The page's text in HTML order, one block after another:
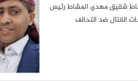
شقيق مهدي المشاط رئيس
القتال ضد التحالف